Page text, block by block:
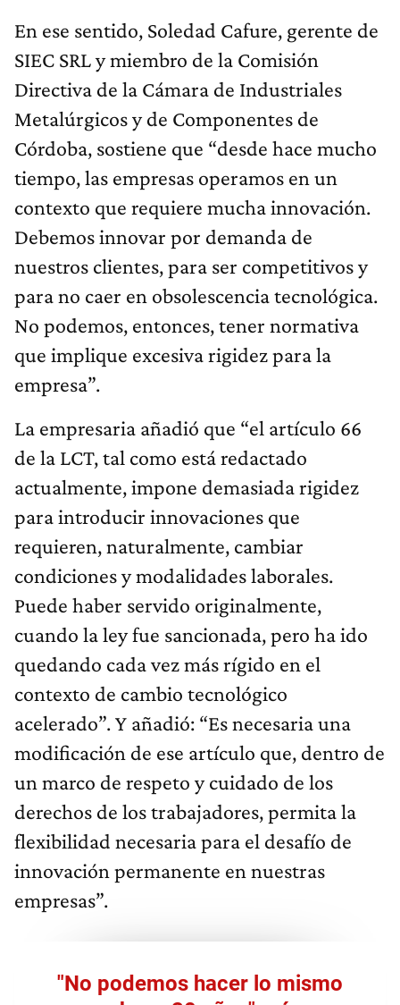
En ese sentido, Soledad Cafure, gerente de
SIEC SRL y miembro de la Comisión
Directiva de la Cámara de Industriales
Metalúrgicos y de Componentes de
Córdoba, sostiene que “desde hace mucho
tiempo, las empresas operamos en un
contexto que requiere mucha innovación.
Debemos innovar por demanda de
nuestros clientes, para ser competitivos y
para no caer en obsolescencia tecnológica.
No podemos, entonces, tener normativa
que implique excesiva rigidez para la
empresa”.
La empresaria añadió que “el artículo 66
de la LCT, tal como está redactado
actualmente, impone demasiada rigidez
para introducir innovaciones que
requieren, naturalmente, cambiar
condiciones y modalidades laborales.
Puede haber servido originalmente,
cuando la ley fue sancionada, pero ha ido
quedando cada vez más rígido en el
contexto de cambio tecnológico
acelerado”. Y añadió: “Es necesaria una
modificación de ese artículo que, dentro de
un marco de respeto y cuidado de los
derechos de los trabajadores, permita la
flexibilidad necesaria para el desafío de
innovación permanente en nuestras
empresas”.
"No podemos hacer lo mismo